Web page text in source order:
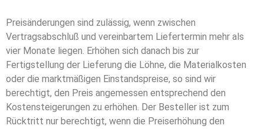
Preisänderungen sind zulässig, wenn zwischen
Vertragsabschluß und vereinbartem Liefertermin mehr als
vier Monate liegen. Erhöhen sich danach bis zur
Fertigstellung der Lieferung die Löh­­ne, die Materialkosten
oder die marktmäßigen Einstandspreise, so sind wir
berechtigt, den Preis an­ge­mes­­sen entsprechend den
Kostensteigerungen zu erhöhen. Der Besteller ist zum
Rücktritt nur berechtigt, wenn die Preiserhöhung den